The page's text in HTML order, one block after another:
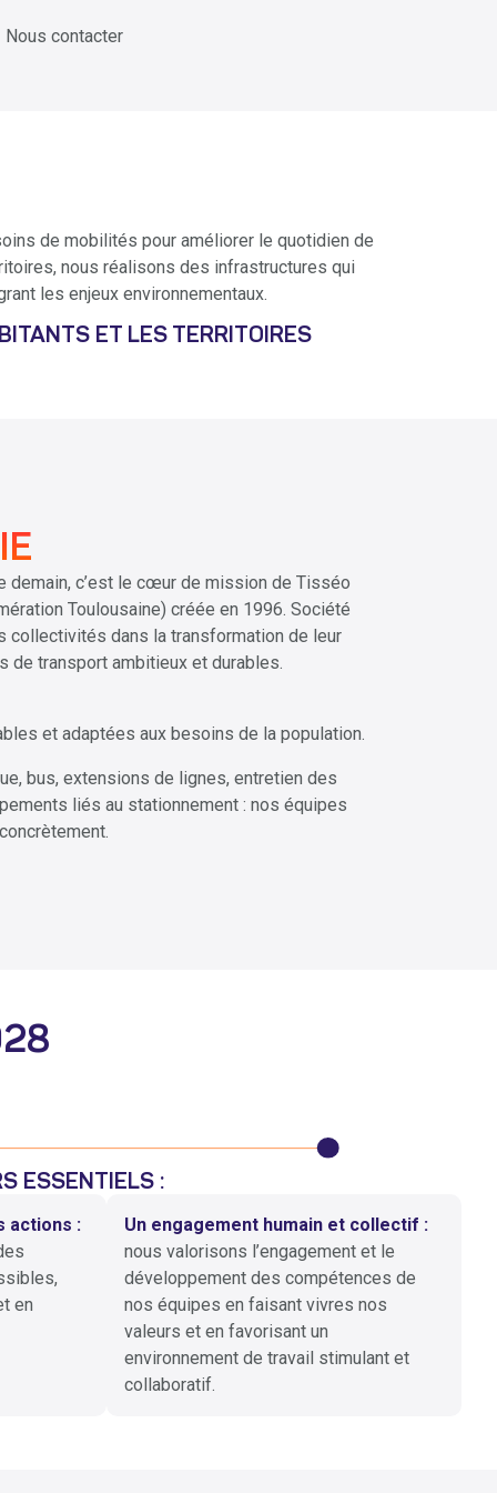
Nous contacter
de mobilités pour améliorer le quotidien de
nous réalisons des infrastructures qui
les enjeux environnementaux.
ET LES TERRITOIRES
demain, c’est le cœur de mission de Tisséo
Toulousaine) créée en 1996. Société
collectivités dans la transformation de leur
de transport ambitieux et durables.
et adaptées aux besoins de la population.
bus, extensions de lignes, entretien des
liés au stationnement : nos équipes
ESSENTIELS :
actions :
en
Un engagement humain et collectif :
nous valorisons l’engagement et le
développement des compétences de
nos équipes en faisant vivres nos
valeurs et en favorisant un
environnement de travail stimulant et
collaboratif.